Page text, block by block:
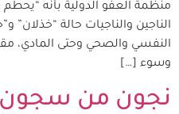
منظمة العفو الدولية بأنه
الناجين والناجيات حالة “خذلان”
النفسي والصحي وحتى المادي،
وسوء […]
نجون من سجون